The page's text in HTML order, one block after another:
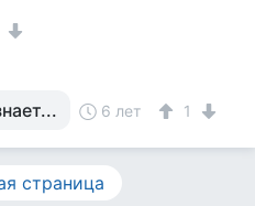
6 лет 1
страница